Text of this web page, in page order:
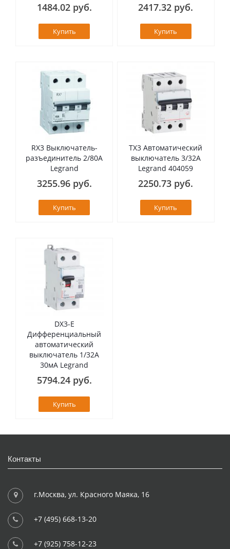
1484.02 руб.
Купить
2417.32 руб.
Купить
RX3 Выключатель-
разъединитель 2/80А
Legrand
3255.96 руб.
Купить
TX3 Автоматический
выключатель 3/32А
Legrand 404059
2250.73 руб.
Купить
DX3-E
Дифференциальный
автоматический
выключатель 1/32А
30мА Legrand
5794.24 руб.
Купить
Контакты
г.Москва, ул. Красного Маяка, 16
+7 (495) 668-13-20
+7 (925) 758-12-23